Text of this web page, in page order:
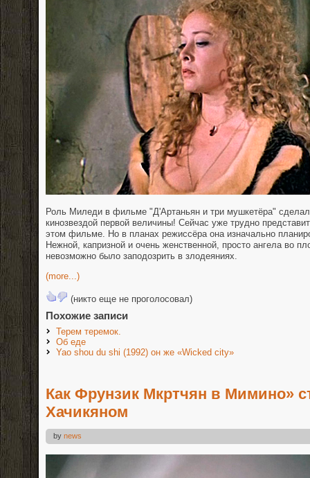
Роль Миледи в фильме "Д'Артаньян и три мушкетёра"
кинозвездой первой величины! Сейчас уже трудно
этом фильме. Но в планах режиссёра она изначально
Нежной, капризной и очень женственной, просто ангела во
невозможно было заподозрить в злодеяниях.
(more...)
(никто еще не проголосовал)
Похожие записи
Терем теремок.
Об еде
Yao shou du shi (1992) он же «Wicked city»
Как Фрунзик Мкртчян в Мимино»
Хачикяном
by news